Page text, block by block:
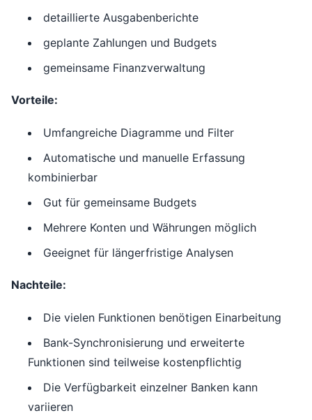
detaillierte Ausgabenberichte
geplante Zahlungen und Budgets
gemeinsame Finanzverwaltung
Vorteile:
Umfangreiche Diagramme und Filter
Automatische und manuelle Erfassung
kombinierbar
Gut für gemeinsame Budgets
Mehrere Konten und Währungen möglich
Geeignet für längerfristige Analysen
Nachteile:
Die vielen Funktionen benötigen Einarbeitung
Bank-Synchronisierung und erweiterte
Funktionen sind teilweise kostenpflichtig
Die Verfügbarkeit einzelner Banken kann
variieren